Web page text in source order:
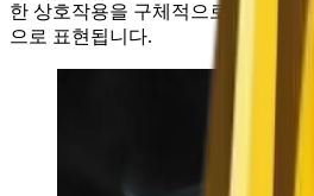
한 상호작용을 구체적으로 묘사할
으로 표현됩니다.